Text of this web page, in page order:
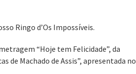
Ringo d’Os Impossíveis.
“Hoje tem Felicidade”, da
de Machado de Assis”, apresentada no